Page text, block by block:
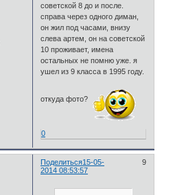
советской 8 до и после.
справа через одного диман,
он жил под часами, внизу
слева артем, он на советской
10 проживает, имена
остальных не помню уже. я
ушел из 9 класса в 1995 году.
откуда фото?
0
Поделиться 9
15-05-
2014 08:53:57